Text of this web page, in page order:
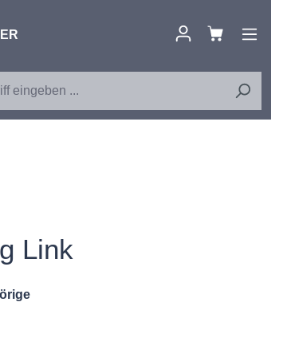
Link